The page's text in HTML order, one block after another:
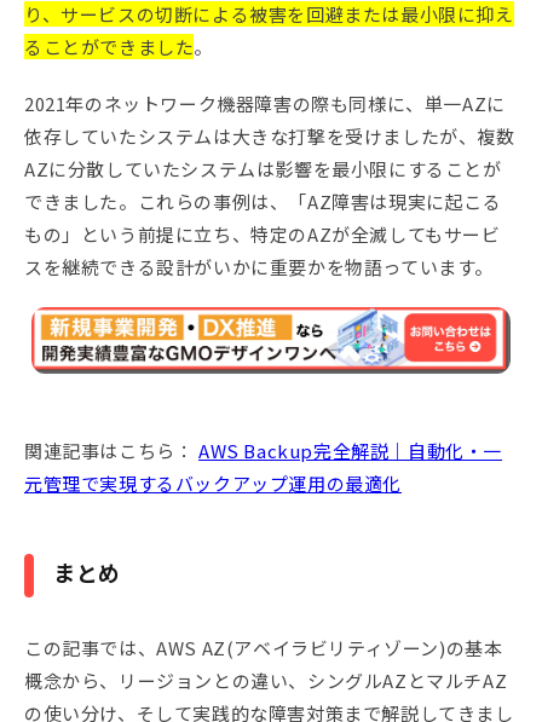
り、サービスの切断による被害を回避または最小限に抑え
ることができました。
2021年のネットワーク機器障害の際も同様に、単一AZに
依存していたシステムは大きな打撃を受けましたが、複数
AZに分散していたシステムは影響を最小限にすることが
できました。これらの事例は、「AZ障害は現実に起こる
もの」という前提に立ち、特定のAZが全滅してもサービ
スを継続できる設計がいかに重要かを物語っています。
関連記事はこちら：AWS Backup完全解説｜自動化・一
元管理で実現するバックアップ運用の最適化
まとめ
この記事では、AWS AZ(アベイラビリティゾーン)の基本
概念から、リージョンとの違い、シングルAZとマルチAZ
の使い分け、そして実践的な障害対策まで解説してきまし